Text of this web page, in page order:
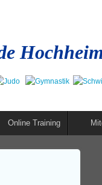
Online Training